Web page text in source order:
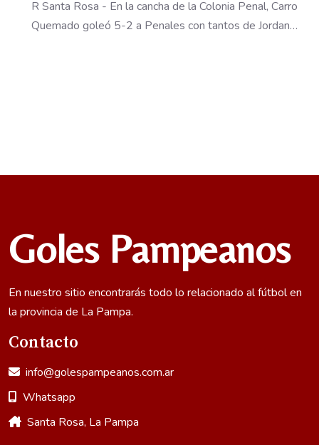
R Santa Rosa - En la cancha de la Colonia Penal, Carro
Quemado goleó 5-2 a Penales con tantos de Jordan…
Goles Pampeanos
En nuestro sitio encontrarás todo lo relacionado al fútbol en
la provincia de La Pampa.
Contacto
info@golespampeanos.com.ar
Whatsapp
Santa Rosa, La Pampa